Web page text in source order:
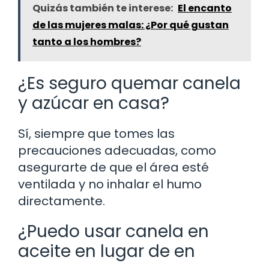
Quizás también te interese: El encanto
de las mujeres malas: ¿Por qué gustan
tanto a los hombres?
¿Es seguro quemar canela
y azúcar en casa?
Sí, siempre que tomes las
precauciones adecuadas, como
asegurarte de que el área esté
ventilada y no inhalar el humo
directamente.
¿Puedo usar canela en
aceite en lugar de en